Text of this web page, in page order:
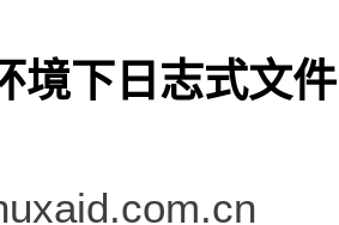
境下日志式文